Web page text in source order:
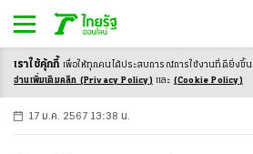
-ก ก ก+
17 ม.ค. 2567 13:38 น.
เราใช้คุ้กกี้ เพื่อให้ทุกคนได้ประสบการณ์การใช้งานที่ดียิ่งขึ้น
อ่านเพิ่มเติมคลิก (Privacy Policy) และ (Cookie Policy)